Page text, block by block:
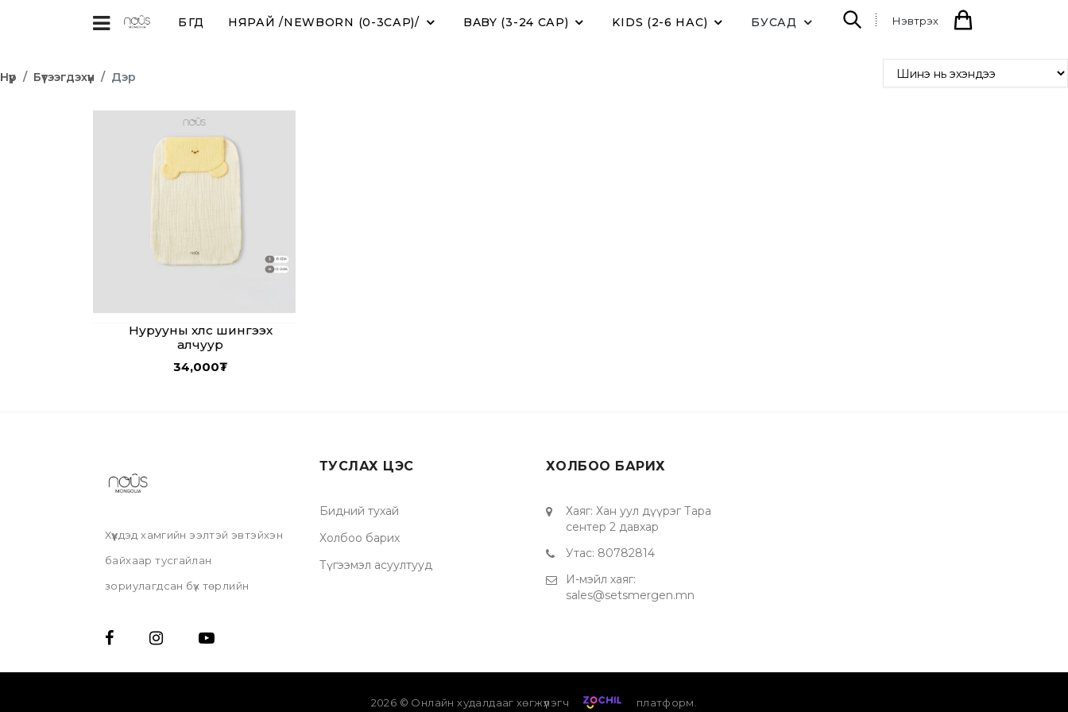
БҮГД НЯРАЙ /NEWBORN (0-3САР)/ BABY (3-24 САР) KIDS (2-6 НАС) БУСАД Нэвтрэх
Нүүр Бүтээгдэхүүн Дэр
Нурууны хөлс шингээх
алчуур
34,000₮
Хүүхдэд хамгийн ээлтэй эвтэйхэн
байхаар тусгайлан
зориулагдсан бүх төрлийн
хэрэгслүүд.
ТУСЛАХ ЦЭС
Бидний тухай
Холбоо барих
Түгээмэл асуултууд
ХОЛБОО БАРИХ
Хаяг: Хан уул дүүрэг Тара
сентер 2 давхар
Утас: 80782814
И-мэйл хаяг:
sales@setsmergen.mn
2026 © Онлайн худалдааг хөгжүүлэгч платформ.